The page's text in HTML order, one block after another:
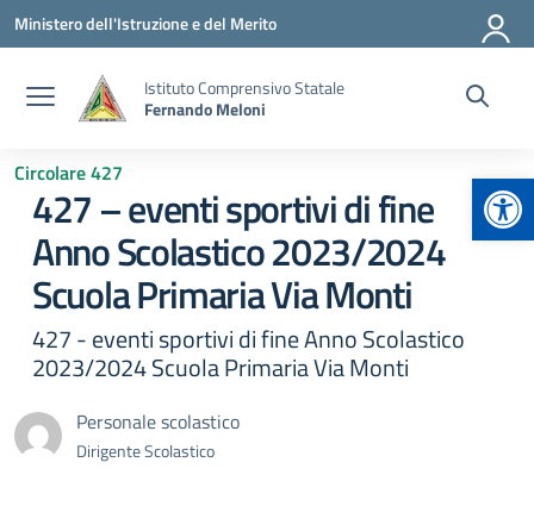
Vai ai contenuti
Vai al menu di navigazione
Vai al footer
Ministero dell'Istruzione e del Merito
Istituto Comprensivo Statale
Fernando Meloni
Circolare 427
427 – eventi sportivi di fine
Anno Scolastico 2023/2024
Scuola Primaria Via Monti
427 - eventi sportivi di fine Anno Scolastico
2023/2024 Scuola Primaria Via Monti
Personale scolastico
Dirigente Scolastico